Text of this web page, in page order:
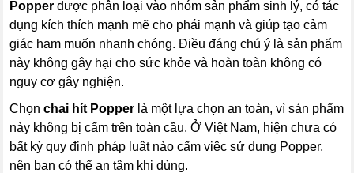
Popper được phân loại vào nhóm sản phẩm sinh lý, có tác
dụng kích thích mạnh mẽ cho phái mạnh và giúp tạo cảm
giác ham muốn nhanh chóng. Điều đáng chú ý là sản phẩm
này không gây hại cho sức khỏe và hoàn toàn không có
nguy cơ gây nghiện.
Chọnchai hít Popper là một lựa chọn an toàn, vì sản phẩm
này không bị cấm trên toàn cầu. Ở Việt Nam, hiện chưa có
bất kỳ quy định pháp luật nào cấm việc sử dụng Popper,
nên bạn có thể an tâm khi dùng.